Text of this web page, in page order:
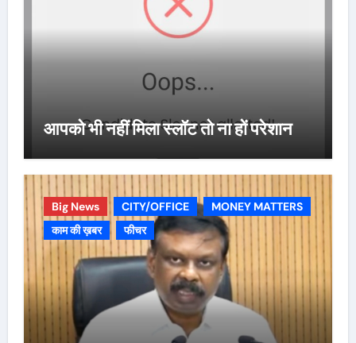
आपको भी नहीं मिला स्लॉट तो ना हों परेशान
Big News CITY/OFFICE
MONEY MATTERS
काम की ख़बर
फीचर